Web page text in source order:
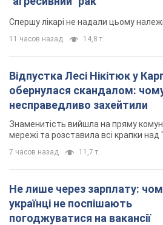
Не лише через зарплату: чому
українці не поспішають
погоджуватися на вакансії
Чого найбільше бракує на ринку праці
8 часов назад 3,1 т.